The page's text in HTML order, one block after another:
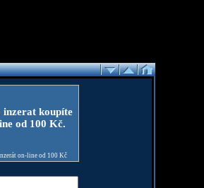
inzerat koupíte
od 100 Kč.
on-line od 100 Kč